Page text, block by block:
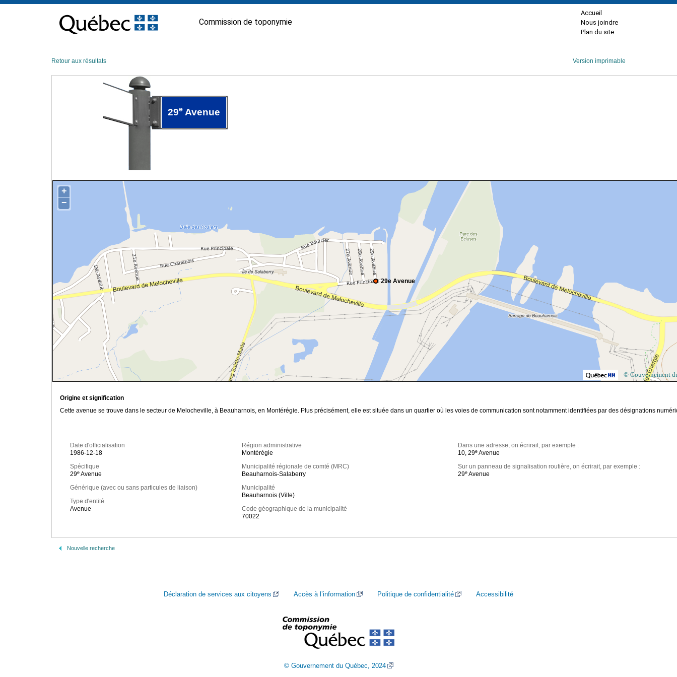
contenu
Commission de toponymie
Accueil
Nous joindre
Plan du site
Retour aux résultats Version imprimable
29e Avenue
29e Avenue
+
−
© Gouvernement
Origine et signification
Cette avenue se trouve dans le secteur de Melocheville, à Beauharnois, en Montérégie. Plus précisément, elle est située dans un quartier où les voies de communication sont notamment identifiées par des désignations
Date d'officialisation
1986-12-18
Spécifique
29e Avenue
Générique (avec ou sans particules de liaison)
Type d'entité
Avenue
Région administrative
Montérégie
Municipalité régionale de comté (MRC)
Beauharnois-Salaberry
Municipalité
Beauharnois (Ville)
Code géographique de la municipalité
70022
Dans une adresse, on écrirait, par exemple :
10, 29e Avenue
Sur un panneau de signalisation routière, on écrirait, par exemple :
29e Avenue
Nouvelle recherche
Déclaration de services aux citoyens Accès à l’information Politique de confidentialité Accessibilité
© Gouvernement du Québec, 2024